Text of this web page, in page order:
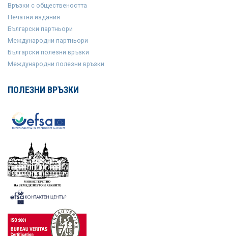
Връзки с обществеността
Печатни издания
Български партньори
Международни партньори
Български полезни връзки
Международни полезни връзки
ПОЛЕЗНИ ВРЪЗКИ